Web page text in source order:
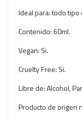
Ideal para: todo tipo
Contenido: 60ml.
Vegan: Si.
Cruelty Free: Si.
Libre de: Alcohol,
Producto de origen